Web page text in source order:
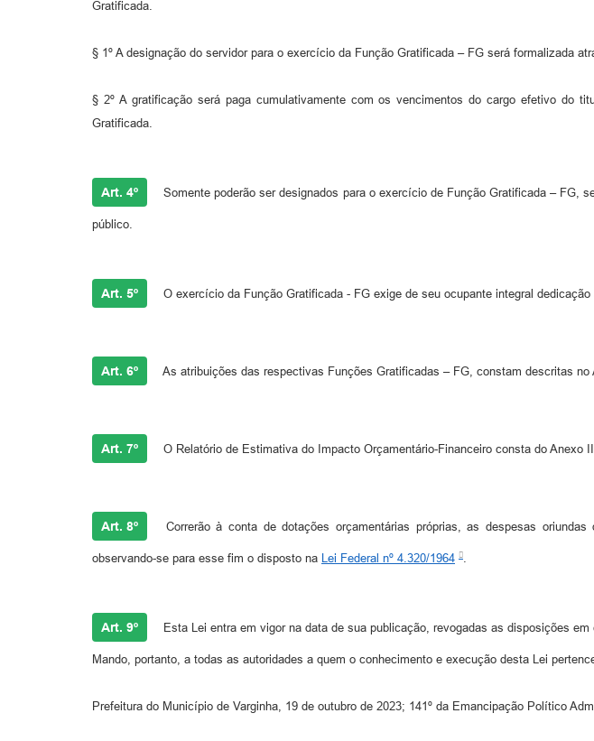
Gratificada.
§ 1º A designação do servidor para o exercício da Função Gratificada – FG será formalizada
§ 2º A gratificação será paga cumulativamente com os vencimentos do cargo efetivo do
Gratificada.
Art. 4º Somente poderão ser designados para o exercício de Função Gratificada – FG,
público.
Art. 5º O exercício da Função Gratificada - FG exige de seu ocupante integral
Art. 6º As atribuições das respectivas Funções Gratificadas – FG, constam descritas no
Art. 7º O Relatório de Estimativa do Impacto Orçamentário-Financeiro consta do Anexo II
Art. 8º Correrão à conta de dotações orçamentárias próprias, as despesas
observando-se para esse fim o disposto na Lei Federal nº 4.320/1964 .
Art. 9º Esta Lei entra em vigor na data de sua publicação, revogadas as disposições em
Mando, portanto, a todas as autoridades a quem o conhecimento e execução desta Lei
Prefeitura do Município de Varginha, 19 de outubro de 2023; 141º da Emancipação Político